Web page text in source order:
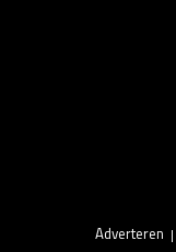
Adverteren